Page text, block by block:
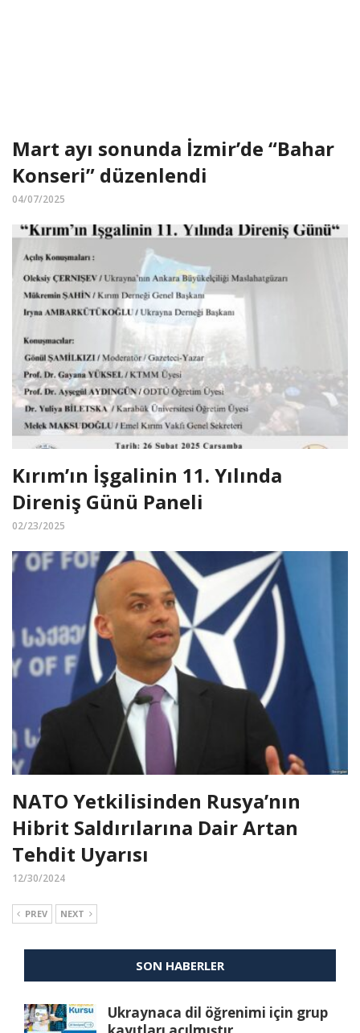
Mart ayı sonunda İzmir’de “Bahar
Konseri” düzenlendi
04/07/2025
Kırım’ın İşgalinin 11. Yılında
Direniş Günü Paneli
02/23/2025
NATO Yetkilisinden Rusya’nın
Hibrit Saldırılarına Dair Artan
Tehdit Uyarısı
12/30/2024
PREV NEXT
SON HABERLER
Ukraynaca dil öğrenimi için grup